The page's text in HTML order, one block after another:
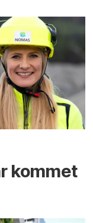
kommet